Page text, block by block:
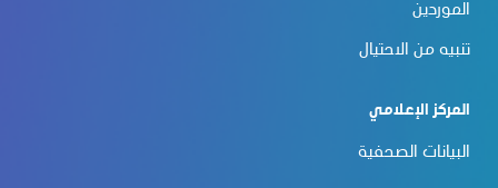
الموردين
تنبيه من الاحتيال
المركز الإعلامي
البيانات الصحفية